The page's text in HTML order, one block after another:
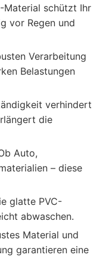
Material schützt Ihr
vor Regen und
Verarbeitung
Belastungen
verhindert
die
Auto,
– diese
glatte PVC-
abwaschen.
Material und
garantieren eine